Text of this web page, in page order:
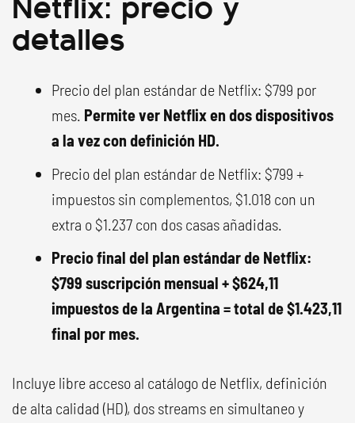
detalles
Precio del plan estándar de Netflix: $799 por
mes. Permite ver Netflix en dos dispositivos
a la vez con definición HD.
Precio del plan estándar de Netflix: $799 +
impuestos sin complementos, $1.018 con un
extra o $1.237 con dos casas añadidas.
Precio final del plan estándar de Netflix:
$799 suscripción mensual + $624,11
impuestos de la Argentina = total de $1.423,11
final por mes.
Incluye libre acceso al catálogo de Netflix, definición
de alta calidad (HD), dos streams en simultaneo y